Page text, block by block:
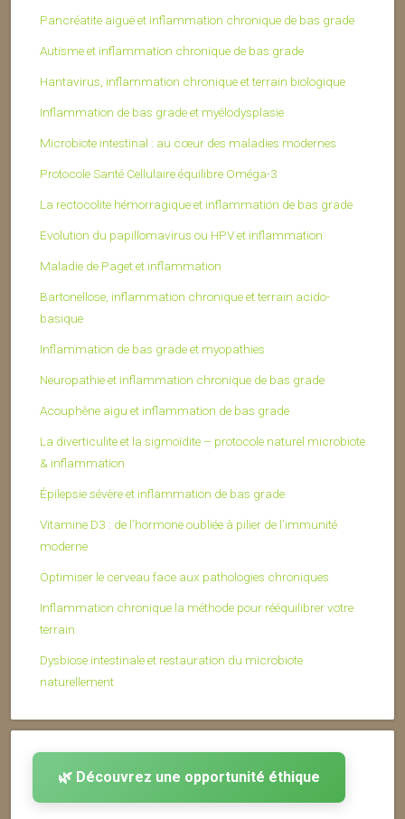
Pancréatite aiguë et inflammation chronique de bas grade
Autisme et inflammation chronique de bas grade
Hantavirus, inflammation chronique et terrain biologique
Inflammation de bas grade et myélodysplasie
Microbiote intestinal : au cœur des maladies modernes
Protocole Santé Cellulaire équilibre Oméga-3
La rectocolite hémorragique et inflammation de bas grade
Evolution du papillomavirus ou HPV et inflammation
Maladie de Paget et inflammation
Bartonellose, inflammation chronique et terrain acido-
basique
Inflammation de bas grade et myopathies
Neuropathie et inflammation chronique de bas grade
Acouphène aigu et inflammation de bas grade
La diverticulite et la sigmoïdite – protocole naturel microbiote
& inflammation
Épilepsie sévère et inflammation de bas grade
Vitamine D3 : de l’hormone oubliée à pilier de l’immunité
moderne
Optimiser le cerveau face aux pathologies chroniques
Inflammation chronique la méthode pour rééquilibrer votre
terrain
Dysbiose intestinale et restauration du microbiote
naturellement
🌿 Découvrez une opportunité éthique